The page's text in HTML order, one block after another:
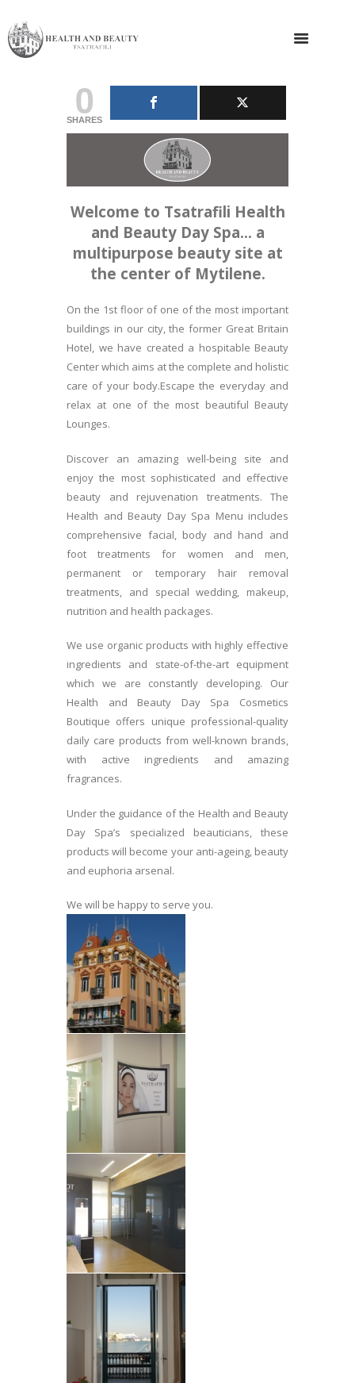
0
SHARES
Welcome to Tsatrafili Health
and Beauty Day Spa… a
multipurpose beauty site at
the center of Mytilene.
On the 1st floor of one of the most important
buildings in our city, the former Great Britain
Hotel, we have created a hospitable Beauty
Center which aims at the complete and holistic
care of your body.Escape the everyday and
relax at one of the most beautiful Beauty
Lounges.
Discover an amazing well-being site and
enjoy the most sophisticated and effective
beauty and rejuvenation treatments. The
Health and Beauty Day Spa Menu includes
comprehensive facial, body and hand and
foot treatments for women and men,
permanent or temporary hair removal
treatments, and special wedding, makeup,
nutrition and health packages.
We use organic products with highly effective
ingredients and state-of-the-art equipment
which we are constantly developing. Our
Health and Beauty Day Spa Cosmetics
Boutique offers unique professional-quality
daily care products from well-known brands,
with active ingredients and amazing
fragrances.
Under the guidance of the Health and Beauty
Day Spa’s specialized beauticians, these
products will become your anti-ageing, beauty
and euphoria arsenal.
We will be happy to serve you.